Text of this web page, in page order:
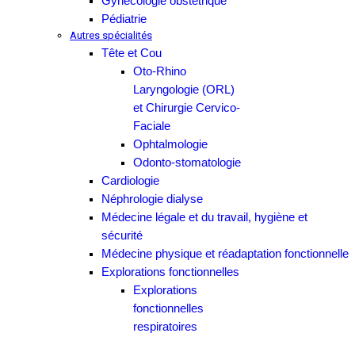
Pédiatrie
Autres spécialités
Tête et Cou
Oto-Rhino
Laryngologie (ORL)
et Chirurgie Cervico-
Faciale
Ophtalmologie
Odonto-stomatologie
Cardiologie
Néphrologie dialyse
Médecine légale et du travail, hygiène et
sécurité
Médecine physique et réadaptation fonctionnelle
Explorations fonctionnelles
Explorations
fonctionnelles
respiratoires